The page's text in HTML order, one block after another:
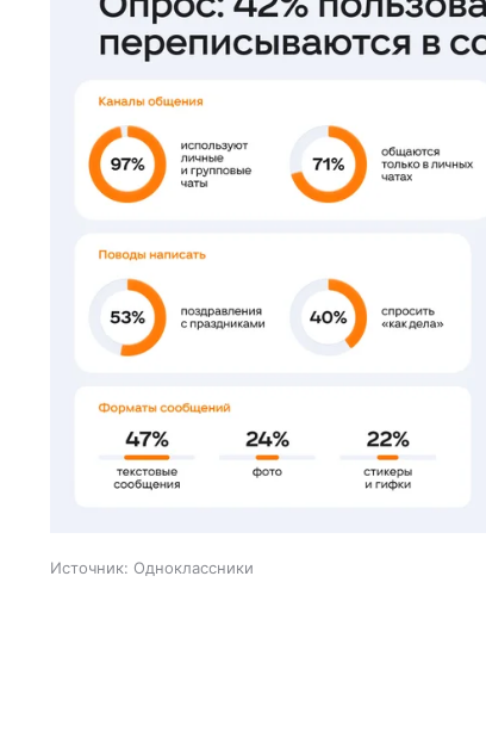
Источник: Одноклассники